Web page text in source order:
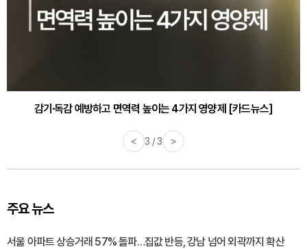
감기·독감 예방하고 면역력 높이는 4가지 영양제 [카드뉴스]
< 3 / 3 >
주요 뉴스
서울 아파트 상승거래 57% 돌파…집값 반등, 강남 넘어 외곽까지 확산